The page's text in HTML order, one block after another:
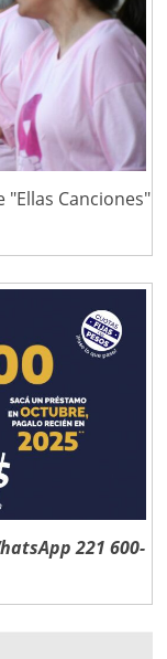
Canciones"
221 600-